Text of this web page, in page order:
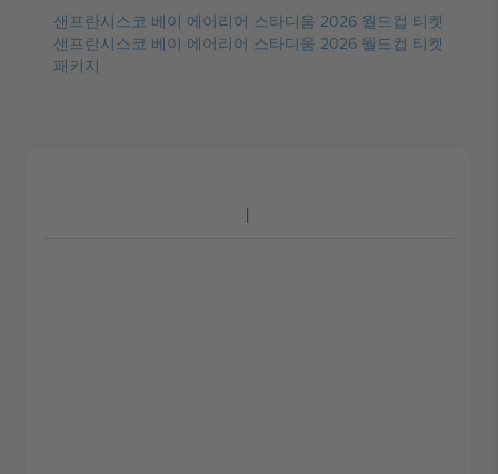
샌프란시스코 베이 에어리어 스타디움 2026 월드컵 티켓
샌프란시스코 베이 에어리어 스타디움 2026 월드컵 티켓
패키지